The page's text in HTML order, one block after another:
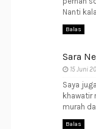
Nanti
Balas
Sara
15 Juni
Saya
khawatir
murah
Balas